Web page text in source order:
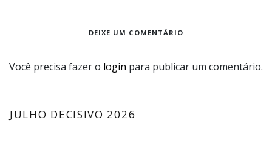
DEIXE UM COMENTÁRIO
Você precisa fazer o login para publicar um comentário.
JULHO DECISIVO 2026